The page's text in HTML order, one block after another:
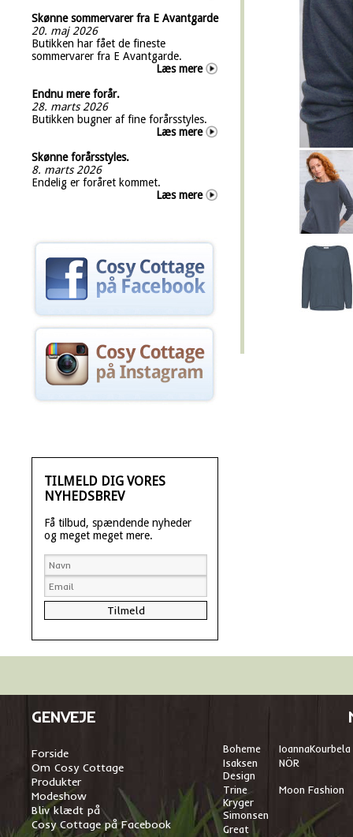
Skønne sommervarer fra E Avantgarde
20. maj 2026
Butikken har fået de fineste
sommervarer fra E Avantgarde.
Læs mere
Endnu mere forår.
28. marts 2026
Butikken bugner af fine forårsstyles.
Læs mere
Skønne forårsstyles.
8. marts 2026
Endelig er foråret kommet.
Læs mere
TILMELD DIG VORES
NYHEDSBREV
Få tilbud, spændende nyheder
og meget meget mere.
GENVEJE
Forside
Om Cosy Cottage
Produkter
Modeshow
Bliv klædt på
Cosy Cottage på Facebook
Boheme IoannaKourbela
Isaksen
Design
NÖR
Trine
Kryger
Simonsen
Moon Fashion
Great